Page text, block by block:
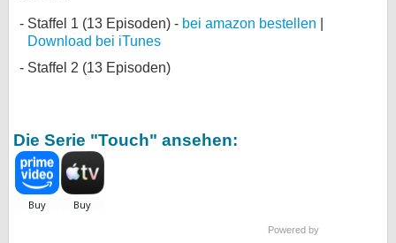
Staffel 1 (13 Episoden) - bei amazon bestellen
Download bei iTunes
Staffel 2 (13 Episoden)
Die Serie "Touch" ansehen:
Powered by
Cookie-Einstellungen